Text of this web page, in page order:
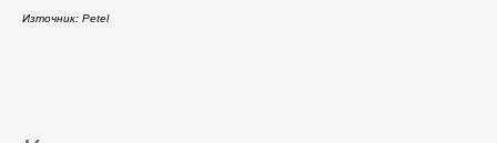
Източник: Petel